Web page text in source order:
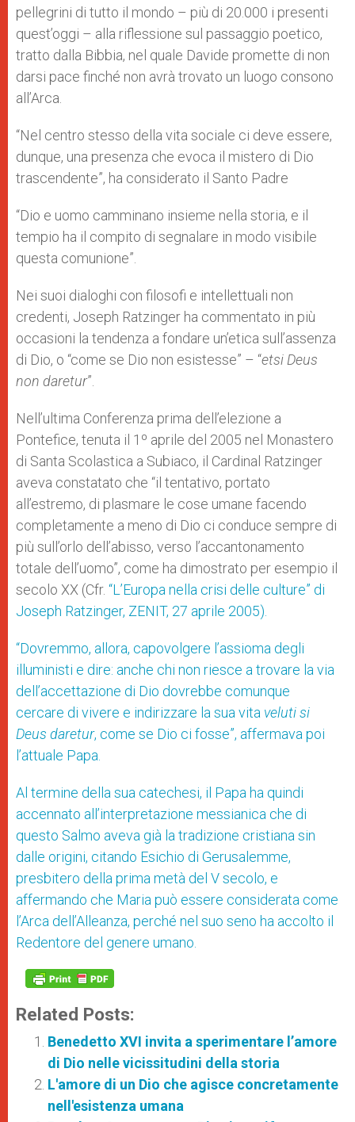
pellegrini di tutto il mondo – più di 20.000 i presenti
quest’oggi – alla riflessione sul passaggio poetico,
tratto dalla Bibbia, nel quale Davide promette di non
darsi pace finché non avrà trovato un luogo consono
all’Arca.
“Nel centro stesso della vita sociale ci deve essere,
dunque, una presenza che evoca il mistero di Dio
trascendente”, ha considerato il Santo Padre
“Dio e uomo camminano insieme nella storia, e il
tempio ha il compito di segnalare in modo visibile
questa comunione”.
Nei suoi dialoghi con filosofi e intellettuali non
credenti, Joseph Ratzinger ha commentato in più
occasioni la tendenza a fondare un’etica sull’assenza
di Dio, o “come se Dio non esistesse” – “etsi Deus
non daretur”.
Nell’ultima Conferenza prima dell’elezione a
Pontefice, tenuta il 1º aprile del 2005 nel Monastero
di Santa Scolastica a Subiaco, il Cardinal Ratzinger
aveva constatato che “il tentativo, portato
all’estremo, di plasmare le cose umane facendo
completamente a meno di Dio ci conduce sempre di
più sull’orlo dell’abisso, verso l’accantonamento
totale dell’uomo”, come ha dimostrato per esempio il
secolo XX (Cfr. “L’Europa nella crisi delle culture” di
Joseph Ratzinger, ZENIT, 27 aprile 2005).
“Dovremmo, allora, capovolgere l’assioma degli
illuministi e dire: anche chi non riesce a trovare la via
dell’accettazione di Dio dovrebbe comunque
cercare di vivere e indirizzare la sua vita veluti si
Deus daretur, come se Dio ci fosse”, affermava poi
l’attuale Papa.
Al termine della sua catechesi, il Papa ha quindi
accennato all’interpretazione messianica che di
questo Salmo aveva già la tradizione cristiana sin
dalle origini, citando Esichio di Gerusalemme,
presbitero della prima metà del V secolo, e
affermando che Maria può essere considerata come
l’Arca dell’Alleanza, perché nel suo seno ha accolto il
Redentore del genere umano.
Related Posts:
Benedetto XVI invita a sperimentare l’amore
di Dio nelle vicissitudini della storia
L'amore di un Dio che agisce concretamente
nell'esistenza umana